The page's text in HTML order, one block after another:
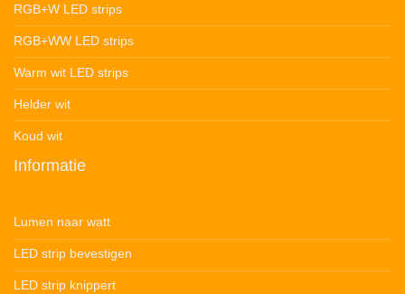
RGB+W LED strips
RGB+WW LED strips
Warm wit LED strips
Helder wit
Koud wit
Informatie
Lumen naar watt
LED strip bevestigen
LED strip knippert